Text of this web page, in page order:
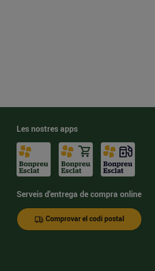
Les nostres apps
Serveis d'entrega de compra online
Comprovar el codi postal